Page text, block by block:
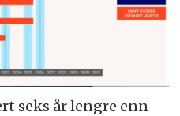
seks år lengre enn